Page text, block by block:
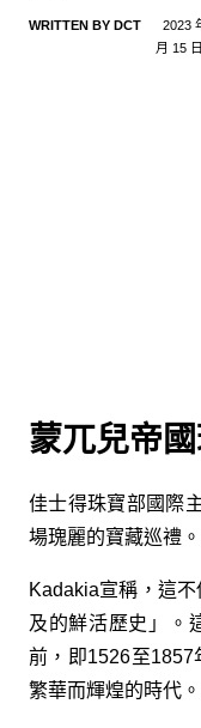
WRITTEN BY DCT 2023
月 15 日
蒙兀兒帝
佳士得珠寶部國際
場瑰麗的寶藏巡禮。
Kadakia宣稱，這
及的鮮活歷史」。
前，即1526至
繁華而輝煌的時代。